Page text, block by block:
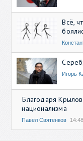
Всё,
Игорь
Благодаря
национализма
Павел Святенков 14:48